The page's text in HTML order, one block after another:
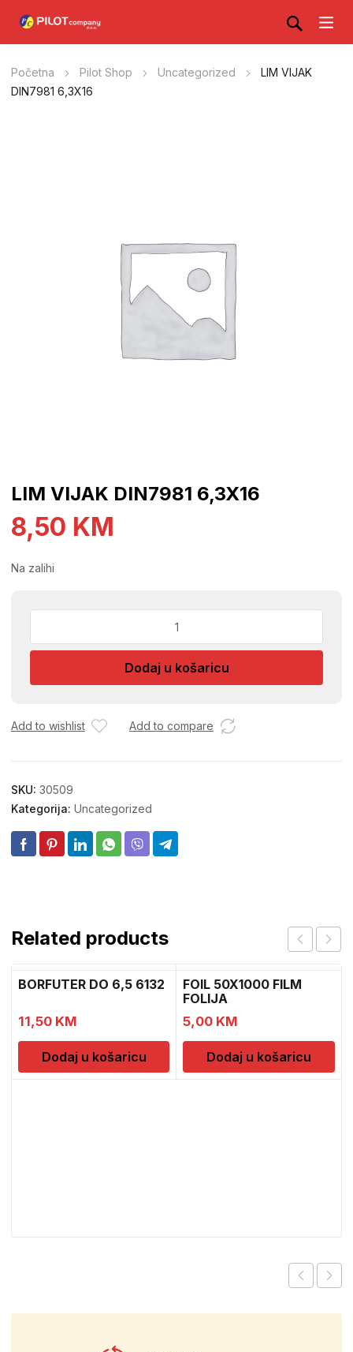
Početna Pilot Shop Uncategorized
LIM VIJAK
DIN7981 6,3X16
LIM VIJAK DIN7981 6,3X16
8,50 KM
Na zalihi
DIN7981
količina
Dodaj u košaricu
Add to wishlist Add to compare
SKU: 30509
Kategorija: Uncategorized
Related products
BORFUTER DO 6,5 6132
11,50 KM
Dodaj u košaricu
FOIL 50X1000 FILM
FOLIJA
5,00 KM
Dodaj u košaricu